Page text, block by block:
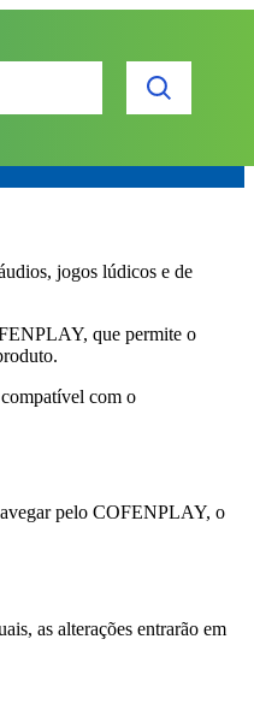
jogos lúdicos e de
que permite o
com o
pelo COFENPLAY, o
as alterações entrarão em